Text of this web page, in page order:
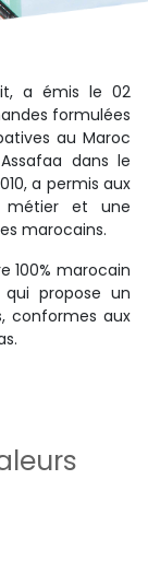
a émis le 02
formulées
au Maroc
dans le
a permis aux
métier et une
marocains.
100% marocain
propose un
conformes aux